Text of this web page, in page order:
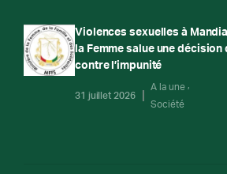
Violences sexuelles à
la Femme salue une
contre l’impunité
31 juillet 2026
A la une
Société